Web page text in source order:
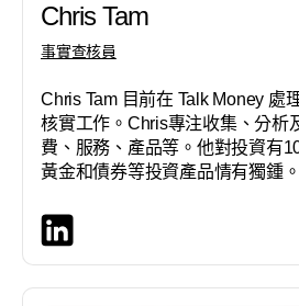
Chris Tam
事實查核員
Chris Tam 目前在 Talk Money 處
核實工作。Chris專注收集、分析
費、服務、產品等。他對投資有
黃金和債券等投資產品情有獨鍾。